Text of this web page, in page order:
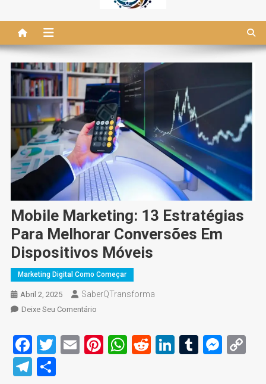
Mobile Marketing: 13 Estratégias
Para Melhorar Conversões Em
Dispositivos Móveis
Marketing Digital Como Começar
Abril 2, 2025 SaberQTransforma
Deixe Seu ComentárioOn
Marketing:
13
Facebook
Twitter
EmailPinterest
WhatsApp
RedditLinkedIn
Tumblr
Telegram
Share